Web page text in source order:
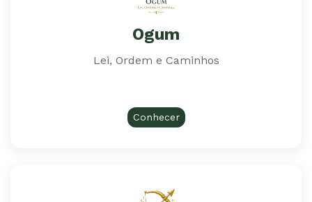
Ogum
Lei, Ordem e Caminhos
Conhecer